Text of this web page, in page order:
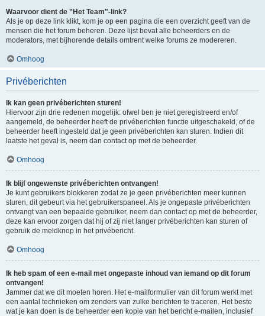
Waarvoor dient de "Het Team"-link?
Als je op deze link klikt, kom je op een pagina die een overzicht geeft van de
mensen die het forum beheren. Deze lijst bevat alle beheerders en de
moderators, met bijhorende details omtrent welke forums ze modereren.
Omhoog
Privéberichten
Ik kan geen privéberichten sturen!
Hiervoor zijn drie redenen mogelijk: ofwel ben je niet geregistreerd en/of
aangemeld, de beheerder heeft de privéberichten functie uitgeschakeld, of de
beheerder heeft ingesteld dat je geen privéberichten kan sturen. Indien dit
laatste het geval is, neem dan contact op met de beheerder.
Omhoog
Ik blijf ongewenste privéberichten ontvangen!
Je kunt gebruikers blokkeren zodat ze je geen privéberichten meer kunnen
sturen, dit gebeurt via het gebruikerspaneel. Als je ongepaste privéberichten
ontvangt van een bepaalde gebruiker, neem dan contact op met de beheerder,
deze kan ervoor zorgen dat hij of zij niet langer privéberichten kan sturen of
gebruik de meldknop in het privébericht.
Omhoog
Ik heb spam of een e-mail met ongepaste inhoud van iemand op dit forum
ontvangen!
Jammer dat we dit moeten horen. Het e-mailformulier van dit forum werkt met
een aantal technieken om zenders van zulke berichten te traceren. Het beste
wat je kan doen is de beheerder een kopie van het bericht e-mailen, inclusief